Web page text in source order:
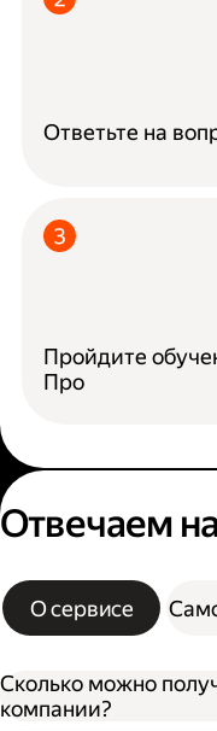
Ответьте на
Пройдите
Про
Отвечаем
О сервисе
Сколько можно
компании?